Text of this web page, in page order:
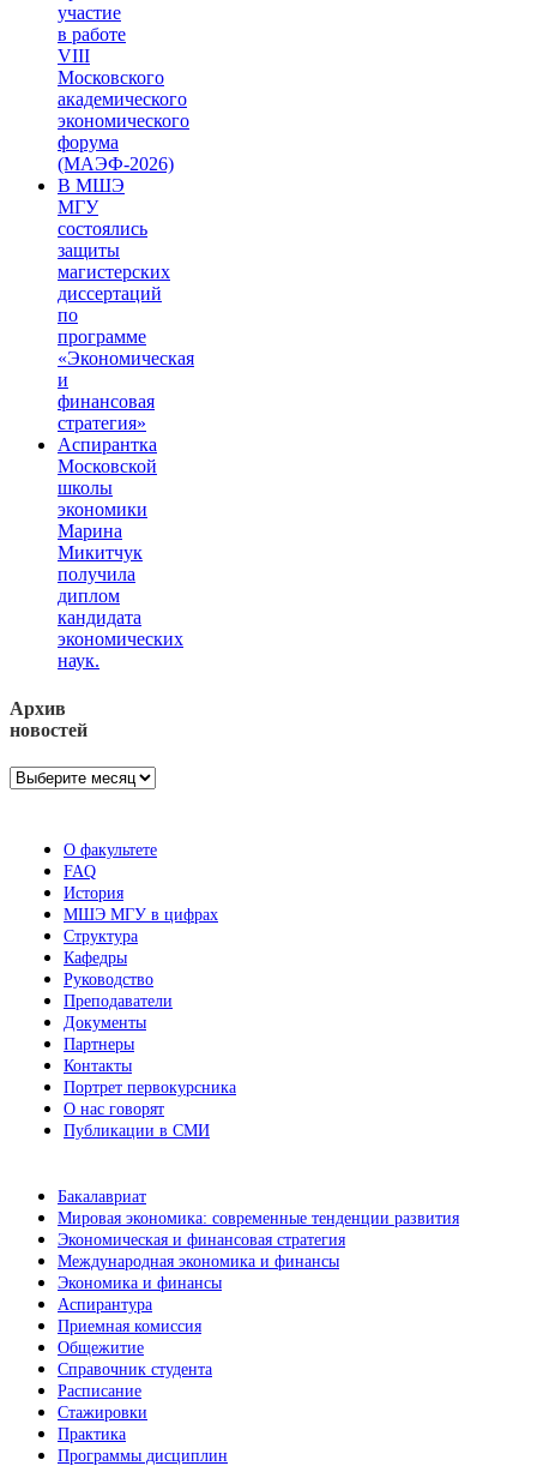
участие
в работе
VIII
Московского
академического
экономического
форума
(МАЭФ-2026)
В МШЭ
МГУ
состоялись
защиты
магистерских
диссертаций
по
программе
«Экономическая
и
финансовая
стратегия»
Аспирантка
Московской
школы
экономики
Марина
Микитчук
получила
диплом
кандидата
экономических
наук.
Архив
новостей
Архив
О факультете
FAQ
История
МШЭ МГУ в цифрах
Структура
Кафедры
Руководство
Преподаватели
Документы
Партнеры
Контакты
Портрет первокурсника
О нас говорят
Публикации в СМИ
Бакалавриат
Мировая экономика: современные тенденции развития
Экономическая и финансовая стратегия
Международная экономика и финансы
Экономика и финансы
Аспирантура
Приемная комиссия
Общежитие
Справочник студента
Расписание
Стажировки
Практика
Программы дисциплин